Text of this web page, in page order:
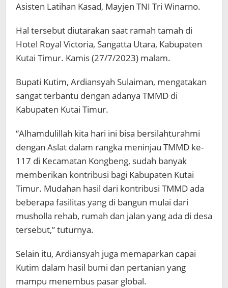
Asisten Latihan Kasad, Mayjen TNI Tri Winarno.
Hal tersebut diutarakan saat ramah tamah di
Hotel Royal Victoria, Sangatta Utara, Kabupaten
Kutai Timur. Kamis (27/7/2023) malam.
Bupati Kutim, Ardiansyah Sulaiman, mengatakan
sangat terbantu dengan adanya TMMD di
Kabupaten Kutai Timur.
“Alhamdulillah kita hari ini bisa bersilahturahmi
dengan Aslat dalam rangka meninjau TMMD ke-
117 di Kecamatan Kongbeng, sudah banyak
memberikan kontribusi bagi Kabupaten Kutai
Timur. Mudahan hasil dari kontribusi TMMD ada
beberapa fasilitas yang di bangun mulai dari
musholla rehab, rumah dan jalan yang ada di desa
tersebut,” tuturnya.
Selain itu, Ardiansyah juga memaparkan capai
Kutim dalam hasil bumi dan pertanian yang
mampu menembus pasar global.